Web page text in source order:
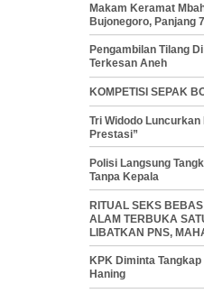
Makam Keramat
Bujonegoro, Panjang
Pengambilan Tilang
Terkesan Aneh
KOMPETISI SEPAK
Tri Widodo
Prestasi”
Polisi Langsung
Tanpa Kepala
RITUAL SEKS
ALAM TERBUKA
LIBATKAN PNS,
KPK Diminta
Haning